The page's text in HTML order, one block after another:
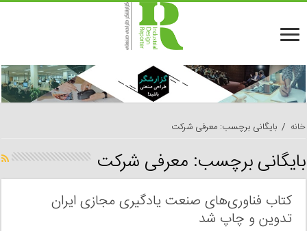
خانه / بایگانی برچسب: معرفی شرکت
بایگانی برچسب: معرفی شرکت
کتاب فناوری‌های صنعت یادگیری مجازی ایران
تدوین و چاپ شد